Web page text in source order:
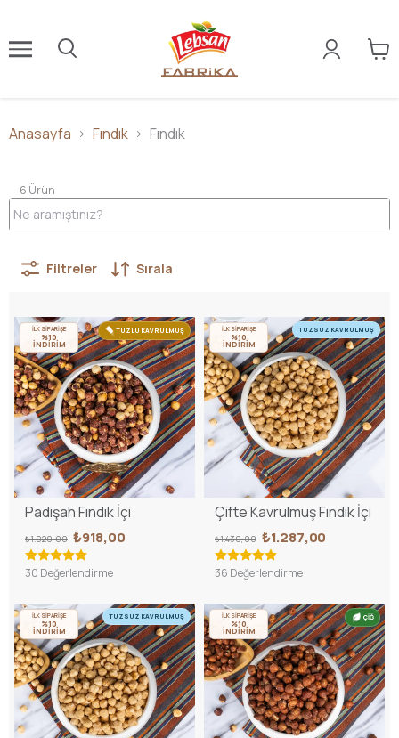
Anasayfa Fındık Fındık
6 Ürün
Filtreler Sırala
TUZLU KAVRULMUŞ
İLK SİPARİŞE
%10
İNDİRİM
Padişah Fındık İçi
₺1.020,00 ₺918,00
30 Değerlendirme
TUZSUZ KAVRULMUŞ
İLK SİPARİŞE
%10
İNDİRİM
Çifte Kavrulmuş Fındık İçi
₺1.430,00 ₺1.287,00
36 Değerlendirme
TUZSUZ KAVRULMUŞ
İLK SİPARİŞE
%10
İNDİRİM
ÇİĞ
İLK SİPARİŞE
%10
İNDİRİM